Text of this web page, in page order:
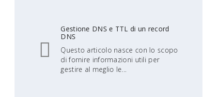
Gestione DNS e TTL di un record
DNS
Questo articolo nasce con lo scopo
di fornire informazioni utili per
gestire al meglio le...